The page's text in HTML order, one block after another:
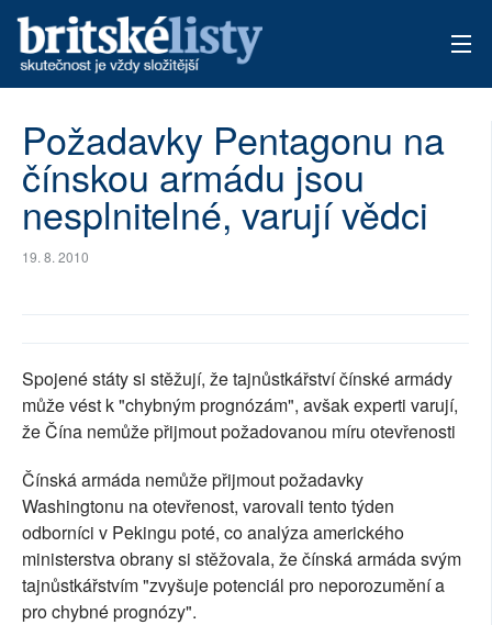
ARCHIV
TÉMATA
AUTOŘI
Požadavky Pentagonu na
čínskou armádu jsou
nesplnitelné, varují vědci
19. 8. 2010
Spojené státy si stěžují, že tajnůstkářství čínské armády
může vést k "chybným prognózám", avšak experti varují,
že Čína nemůže přijmout požadovanou míru otevřenosti
Čínská armáda nemůže přijmout požadavky
Washingtonu na otevřenost, varovali tento týden
odborníci v Pekingu poté, co analýza amerického
ministerstva obrany si stěžovala, že čínská armáda svým
tajnůstkářstvím "zvyšuje potenciál pro neporozumění a
pro chybné prognózy".